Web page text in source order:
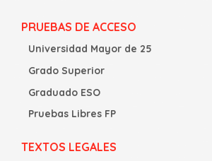
PRUEBAS DE ACCESO
Universidad Mayor de 25
Grado Superior
Graduado ESO
Pruebas Libres FP
TEXTOS LEGALES